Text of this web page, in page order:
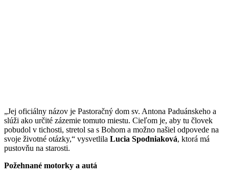
„Jej oficiálny názov je Pastoračný dom sv. Antona Paduánskeho a
slúži ako určité zázemie tomuto miestu. Cieľom je, aby tu človek
pobudol v tichosti, stretol sa s Bohom a možno našiel odpovede na
svoje životné otázky,“ vysvetlila Lucia Spodniaková, ktorá má
pustovňu na starosti.
Požehnané motorky a autá